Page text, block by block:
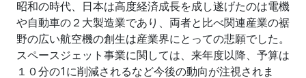
昭和の時代、日本は高度経済成長を成し遂げたのは電機
や自動車の２大製造業であり、両者と比べ関連産業の裾
野の広い航空機の創生は産業界にとっての悲願でした。
スペースジェット事業に関しては、来年度以降、予算は
１０分の1に削減されるなど今後の動向が注視されま